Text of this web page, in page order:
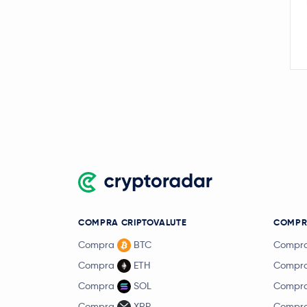
COMPRA CRIPTOVALUTE
Compra
BTC
Compra
ETH
Compra
SOL